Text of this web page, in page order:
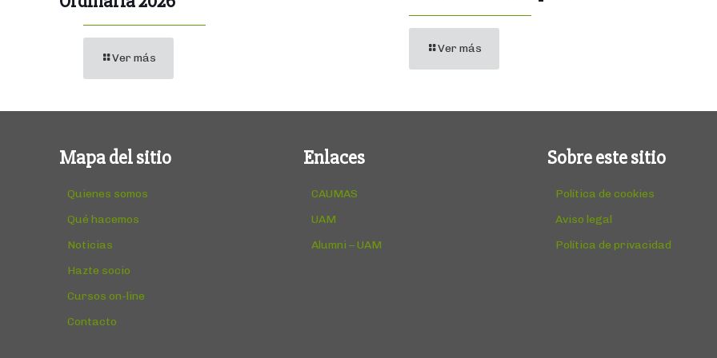
Ver más
Ver más
Mapa del sitio
Quienes somos
Qué hacemos
Noticias
Hazte socio
Cursos on-line
Contacto
Enlaces
CAUMAS
UAM
Alumni – UAM
Sobre este sitio
Política de cookies
Aviso legal
Política de privacidad